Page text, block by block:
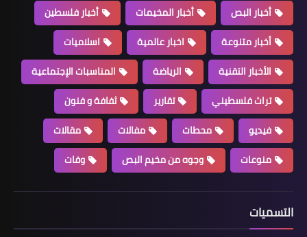
أخبار ‏البص
الجبهة الد.يمقر.اطية تبحث مع وزير
العمل اللبناني حق اللاجئين الفلسطينيين
في العمل*
أخبار البص أخبار المخيمات
أخبار فلسطين
أخبار متنوعة
اخبار عالمية
اسلاميات
الأخبار التقنية
الرياضة
المناسبات الإجتماعية
تراث فلسطيني
تقارير
ثفافة و فنون
فيديو
محطات مفالات
مقالات
منوعات
وجوه من مخيم البص وفات
التسميات